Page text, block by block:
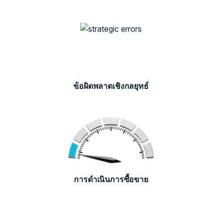
ข้อผิดพลาดเชิงกลยุทธ์
การดำเนินการซื้อขาย